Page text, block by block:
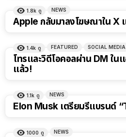
1.8k ดู NEWS
Apple กลับมาลงโฆษณาใน X
1.4k ดู FEATURED SOCIAL MEDIA
โทรและวิดีโอคอลผ่าน DM ใ
แล้ว!
1.1k ดู NEWS
Elon Musk เตรียมรีแบรนด์
1000 ดู NEWS